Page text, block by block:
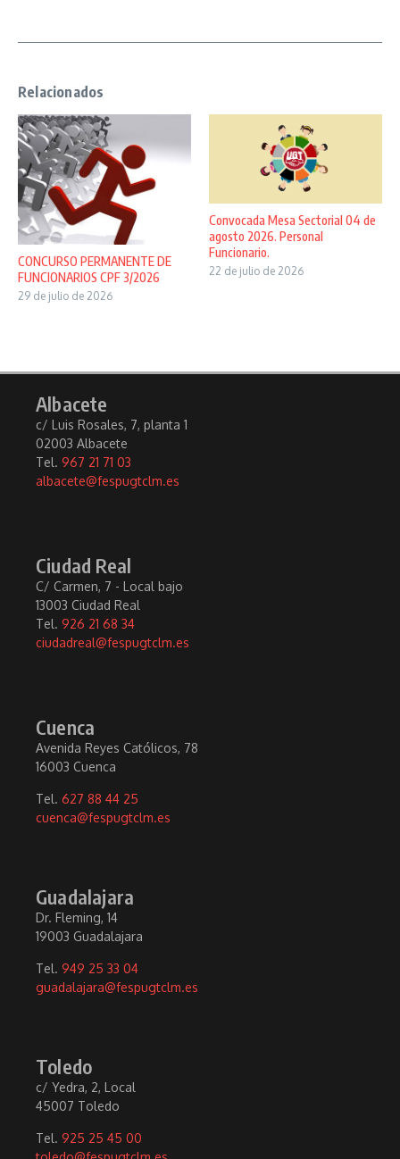
Relacionados
CONCURSO PERMANENTE DE
FUNCIONARIOS CPF 3/2026
29 de julio de 2026
Convocada Mesa Sectorial 04 de
agosto 2026. Personal
Funcionario.
22 de julio de 2026
Albacete
c/ Luis Rosales, 7, planta 1
02003 Albacete
Tel. 967 21 71 03
albacete@fespugtclm.es
Ciudad Real
C/ Carmen, 7 - Local bajo
13003 Ciudad Real
Tel. 926 21 68 34
ciudadreal@fespugtclm.es
Cuenca
Avenida Reyes Católicos, 78
16003 Cuenca
Tel. 627 88 44 25
cuenca@fespugtclm.es
Guadalajara
Dr. Fleming, 14
19003 Guadalajara
Tel. 949 25 33 04
guadalajara@fespugtclm.es
Toledo
c/ Yedra, 2, Local
45007 Toledo
Tel. 925 25 45 00